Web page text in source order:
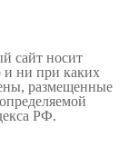
сайт носит
и ни при каких
размещенные
РФ.